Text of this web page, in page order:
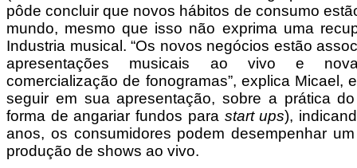
pôde concluir que novos hábitos de consumo
mundo, mesmo que isso não exprima uma
Industria musical. “Os novos negócios estão
apresentações musicais ao vivo e
comercialização de fonogramas”, explica Micael,
seguir em sua apresentação, sobre a prática
forma de angariar fundos para start ups),
anos, os consumidores podem desempenhar
produção de shows ao vivo.